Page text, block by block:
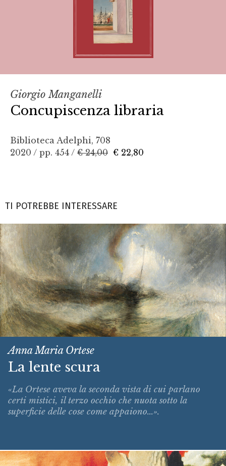
Giorgio Manganelli
Concupiscenza libraria
Biblioteca Adelphi, 708
2020 / pp. 454 / € 24,00 € 22,80
TI POTREBBE INTERESSARE
Anna Maria Ortese
La lente scura
«La Ortese aveva la seconda vista di cui parlano
certi mistici, il terzo occhio che nuota sotto la
superficie delle cose come appaiono...».